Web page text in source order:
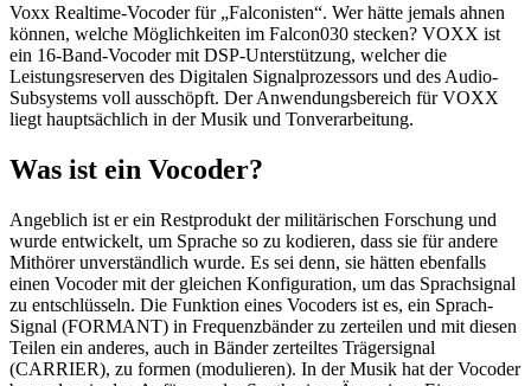
Voxx Realtime-Vocoder für „Falconisten“. Wer hätte jemals ahnen
können, welche Möglichkeiten im Falcon030 stecken? VOXX ist
ein 16-Band-Vocoder mit DSP-Unterstützung, welcher die
Leistungsreserven des Digitalen Signalprozessors und des Audio-
Subsystems voll ausschöpft. Der Anwendungsbereich für VOXX
liegt hauptsächlich in der Musik und Tonverarbeitung.
Was ist ein Vocoder?
Angeblich ist er ein Restprodukt der militärischen Forschung und
wurde entwickelt, um Sprache so zu kodieren, dass sie für andere
Mithörer unverständlich wurde. Es sei denn, sie hätten ebenfalls
einen Vocoder mit der gleichen Konfiguration, um das Sprachsignal
zu entschlüsseln. Die Funktion eines Vocoders ist es, ein Sprach-
Signal (FORMANT) in Frequenzbänder zu zerteilen und mit diesen
Teilen ein anderes, auch in Bänder zerteiltes Trägersignal
(CARRIER), zu formen (modulieren). In der Musik hat der Vocoder